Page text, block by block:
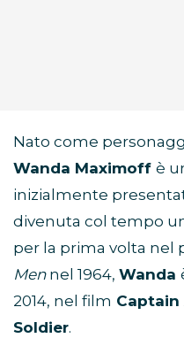
Nato come
Wanda Maximoff è
inizialmente
divenuta col tempo
per la prima volta nel
Men nel 1964, Wanda
2014, nel film Captain
Soldier.